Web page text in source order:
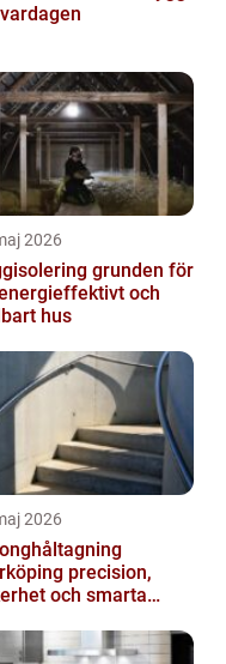
2026
grunden för
och
hus
2026
precision,
och smarta